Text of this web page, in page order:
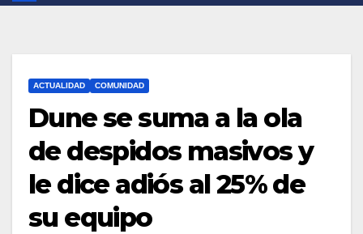
ACTUALIDAD COMUNIDAD
Dune se suma a la ola
de despidos masivos y
le dice adiós al 25% de
su equipo